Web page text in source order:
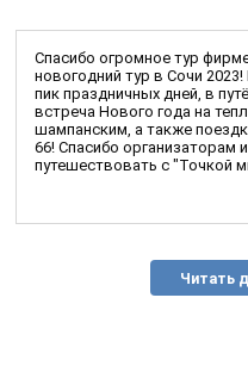
Спасибо огромное тур
новогодний тур в Сочи
пик праздничных дней, в
встреча Нового года на
шампанским, а также
66! Спасибо организаторам
путешествовать с "Точкой
Читать